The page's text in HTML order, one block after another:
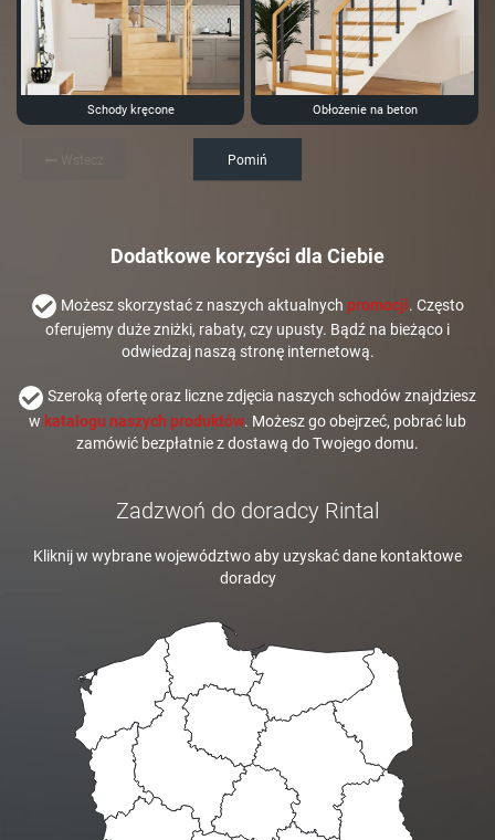
Schody kręcone Obłożenie na beton
Pomiń
Dodatkowe korzyści dla Ciebie
Możesz skorzystać z naszych aktualnych promocji. Często
oferujemy duże zniżki, rabaty, czy upusty. Bądź na bieżąco i
odwiedzaj naszą stronę internetową.
Szeroką ofertę oraz liczne zdjęcia naszych schodów znajdziesz
w katalogu naszych produktów. Możesz go obejrzeć, pobrać lub
zamówić bezpłatnie z dostawą do Twojego domu.
Zadzwoń do doradcy Rintal
Kliknij w wybrane województwo aby uzyskać dane kontaktowe
doradcy